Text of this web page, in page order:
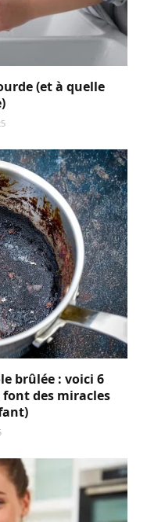
(et à quelle
brûlée : voici 6
des miracles